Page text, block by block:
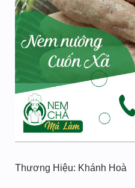
Thương Hiệu: Khánh Hoà